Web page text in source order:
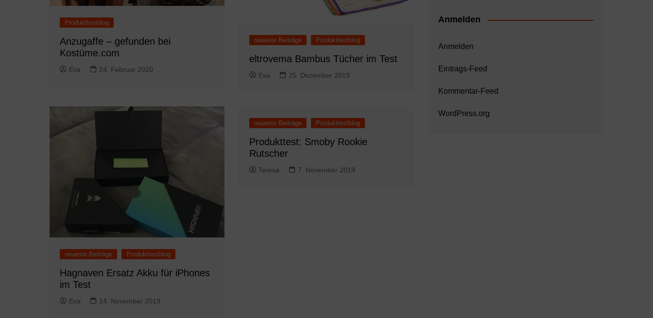
Produkttestblog
Anzugaffe – gefunden bei
Kostüme.com
Eva 24. Februar 2020
neueste Beiträge Produkttestblog
eltrovema Bambus Tücher im Test
Eva 25. Dezember 2019
neueste Beiträge Produkttestblog
Hagnaven Ersatz Akku für iPhones
im Test
Eva 14. November 2019
neueste Beiträge Produkttestblog
Produkttest: Smoby Rookie
Rutscher
Teresa 7. November 2019
Anmelden
Anmelden
Eintrags-Feed
Kommentar-Feed
WordPress.org